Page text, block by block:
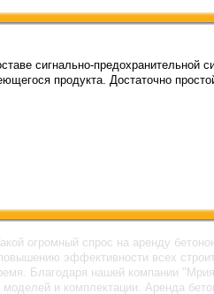
сигнально-предохранительной
продукта. Достаточно
огромный спрос на аренду
эффективности всех
Благодаря нашей компании
моделей и комплектации. Аренда